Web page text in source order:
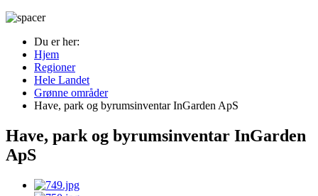
Du er her:
Hjem
Regioner
Hele Landet
Grønne områder
Have, park og byrumsinventar InGarden ApS
Have, park og byrumsinventar InGarden
ApS